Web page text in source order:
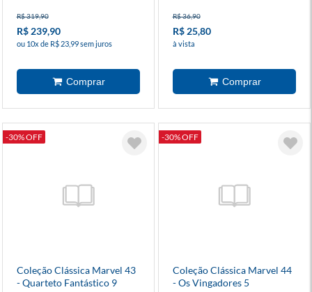
R$ 319,90
R$ 239,90
ou 10x de R$ 23,99 sem juros
R$ 36,90
R$ 25,80
à vista
-30% OFF
Coleção Clássica Marvel 43
- Quarteto Fantástico 9
-30% OFF
Coleção Clássica Marvel 44
- Os Vingadores 5